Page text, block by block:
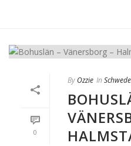
0
By Ozzie In